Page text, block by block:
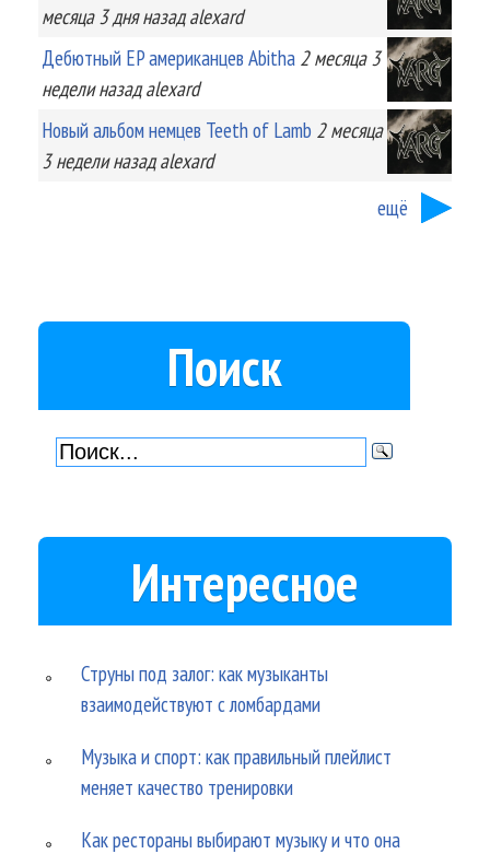
месяца 3 дняназад alexard
Дебютный EP американцев Abitha 2 месяца 3
неделиназад alexard
Новый альбом немцев Teeth of Lamb 2 месяца
3 неделиназад alexard
ещё
Поиск
Интересное
Струны под залог: как музыканты
взаимодействуют с ломбардами
Музыка и спорт: как правильный плейлист
меняет качество тренировки
Как рестораны выбирают музыку и что она